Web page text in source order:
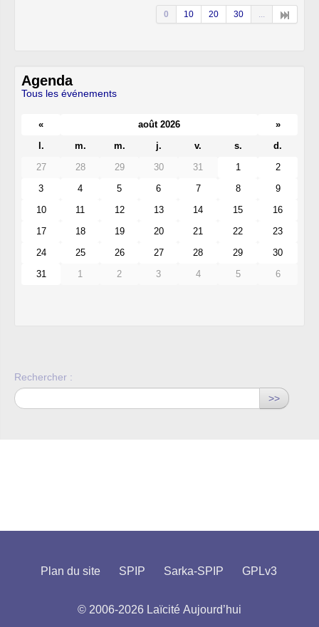
0 10 20 30
Agenda
Tous les événements
« août 2026
»
l.
m. m. j. v. s.
d.
27
28 29 30 31 1
2
3
4 5 6 7 8
9
10
11 12 13 14 15
16
17
18 19 20 21 22
23
24
25 26 27 28 29
30
31
1 2 3 4 5 6
Rechercher :
>>
Plan du site SPIP Sarka-SPIP GPLv3
© 2006-2026 Laïcité Aujourd’hui